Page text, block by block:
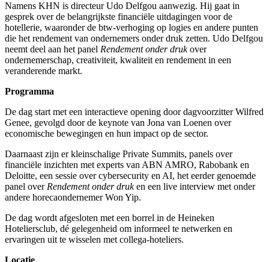
Namens KHN is directeur Udo Delfgou aanwezig. Hij gaat in
gesprek over de belangrijkste financiële uitdagingen voor de
hotellerie, waaronder de btw-verhoging op logies en andere punten
die het rendement van ondernemers onder druk zetten. Udo Delfgou
neemt deel aan het panel Rendement onder drukover
ondernemerschap, creativiteit, kwaliteit en rendement in een
veranderende markt.
Programma
De dag start met een interactieve opening door dagvoorzitter Wilfred
Genee, gevolgd door de keynote van Jona van Loenen over
economische bewegingen en hun impact op de sector.
Daarnaast zijn er kleinschalige Private Summits, panels over
financiële inzichten met experts van ABN AMRO, Rabobank en
Deloitte, een sessie over cybersecurity en AI, het eerder genoemde
panel over Rendement onder druken een live interview met onder
andere horecaondernemer Won Yip.
De dag wordt afgesloten met een borrel in de Heineken
Hoteliersclub, dé gelegenheid om informeel te netwerken en
ervaringen uit te wisselen met collega-hoteliers.
Locatie